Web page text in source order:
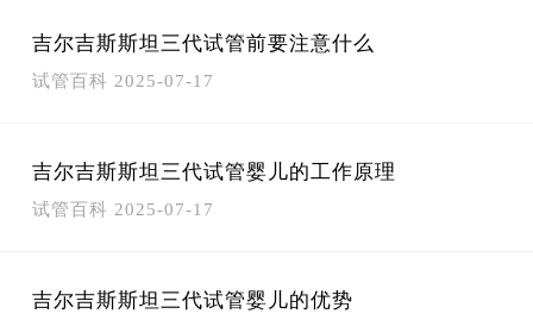
吉尔吉斯斯坦三代试管前要注意什么
试管百科 2025-07-17
吉尔吉斯斯坦三代试管婴儿的工作原理
试管百科 2025-07-17
吉尔吉斯斯坦三代试管婴儿的优势